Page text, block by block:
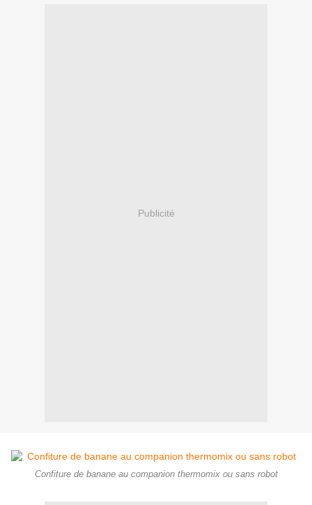
Publicité
Confiture de banane au companion thermomix ou sans robot